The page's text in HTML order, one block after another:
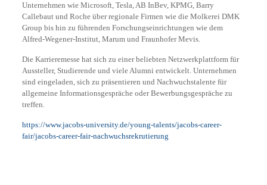
Unternehmen wie Microsoft, Tesla, AB InBev, KPMG, Barry
Callebaut und Roche über regionale Firmen wie die Molkerei DMK
Group bis hin zu führenden Forschungseinrichtungen wie dem
Alfred-Wegener-Institut, Marum und Fraunhofer Mevis.
Die Karrieremesse hat sich zu einer beliebten Netzwerkplattform für
Aussteller, Studierende und viele Alumni entwickelt. Unternehmen
sind eingeladen, sich zu präsentieren und Nachwuchstalente für
allgemeine Informationsgespräche oder Bewerbungsgespräche zu
treffen.
https://www.jacobs-university.de/young-talents/jacobs-career-
fair/jacobs-career-fair-nachwuchsrekrutierung